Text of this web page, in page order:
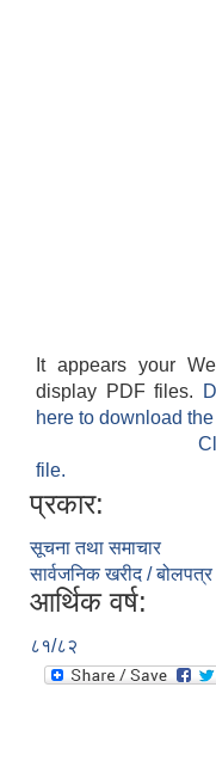
It appears your
display PDF files.
here to download
file.
प्रकार:
सूचना तथा समाचार
सार्वजनिक खरीद /
आर्थिक वर्ष:
८१/८२